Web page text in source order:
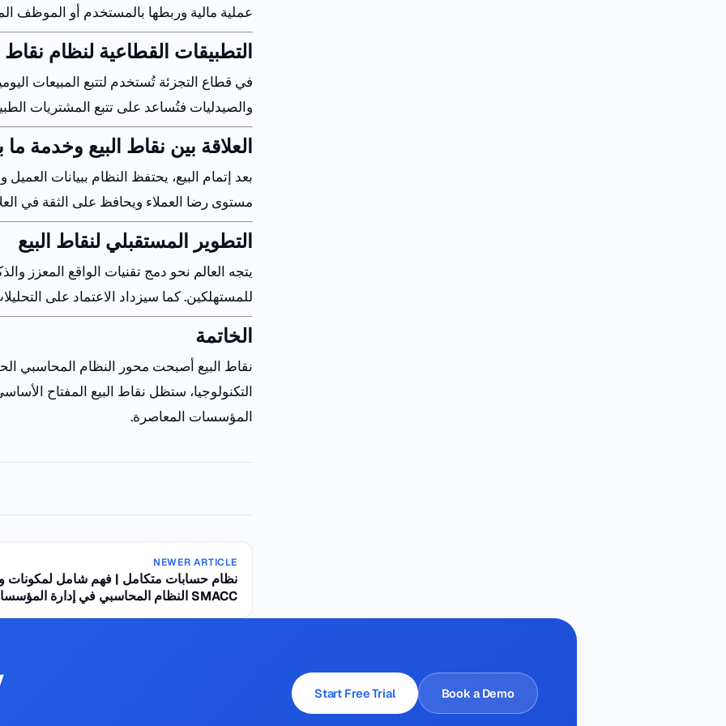
عملية مالية وربطها بالمستخدم أو الموظف
التطبيقات القطاعية لنظام نقاط
في قطاع التجزئة تُستخدم لتتبع المبيعات
والصيدليات فتُساعد على تتبع المشتريات
العلاقة بين نقاط البيع وخدمة ما
بعد إتمام البيع، يحتفظ النظام ببيانات العميل
مستوى رضا العملاء ويحافظ على الثقة في
التطوير المستقبلي لنقاط البيع
يتجه العالم نحو دمج تقنيات الواقع المعزز
للمستهلكين.كما سيزداد الاعتماد على
الخاتمة
نقاط البيع أصبحت محور النظام المحاسبي
التكنولوجيا، ستظل نقاط البيع المفتاح
المؤسسات المعاصرة.
NEWER ARTICLE
نظام حسابات متكامل | فهم شامل لمكونات
النظام المحاسبي في إدارة المؤسسات مع SMACC
Start Free Trial Book a Demo